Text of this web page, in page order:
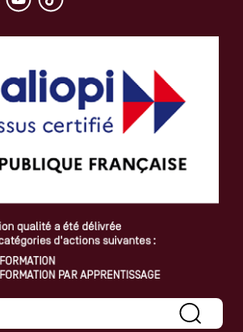
Formulaire de recherche